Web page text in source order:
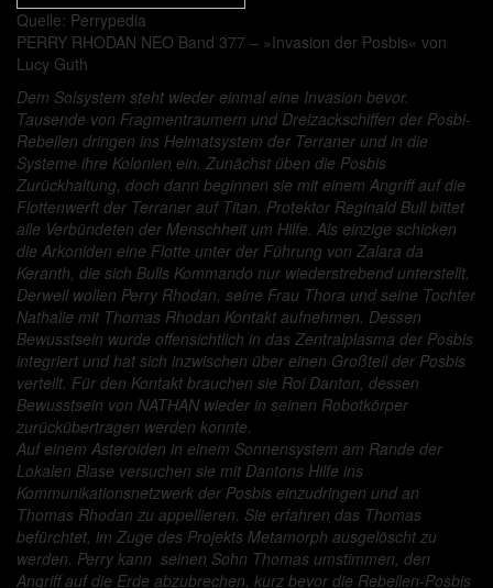
Quelle: Perrypedia
PERRY RHODAN NEO Band 377 – »Invasion der Posbis« von
Lucy Guth
Dem Solsystem steht wieder einmal eine Invasion bevor.
Tausende von Fragmentraumern und Dreizackschiffen der Posbi-
Rebellen dringen ins Heimatsystem der Terraner und in die
Systeme ihre Kolonien ein. Zunächst üben die Posbis
Zurückhaltung, doch dann beginnen sie mit einem Angriff auf die
Flottenwerft der Terraner auf Titan. Protektor Reginald Bull bittet
alle Verbündeten der Menschheit um Hilfe. Als einzige schicken
die Arkoniden eine Flotte unter der Führung von Zalara da
Keranth, die sich Bulls Kommando nur wiederstrebend unterstellt.
Derweil wollen Perry Rhodan, seine Frau Thora und seine Tochter
Nathalie mit Thomas Rhodan Kontakt aufnehmen. Dessen
Bewusstsein wurde offensichtlich in das Zentralplasma der Posbis
integriert und hat sich inzwischen über einen Großteil der Posbis
verteilt. Für den Kontakt brauchen sie Roi Danton, dessen
Bewusstsein von NATHAN wieder in seinen Robotkörper
zurückübertragen werden konnte.
Auf einem Asteroiden in einem Sonnensystem am Rande der
Lokalen Blase versuchen sie mit Dantons Hilfe ins
Kommunikationsnetzwerk der Posbis einzudringen und an
Thomas Rhodan zu appellieren. Sie erfahren das Thomas
befürchtet, im Zuge des Projekts Metamorph ausgelöscht zu
werden. Perry kann seinen Sohn Thomas umstimmen, den
Angriff auf die Erde abzubrechen, kurz bevor die Rebellen-Posbis